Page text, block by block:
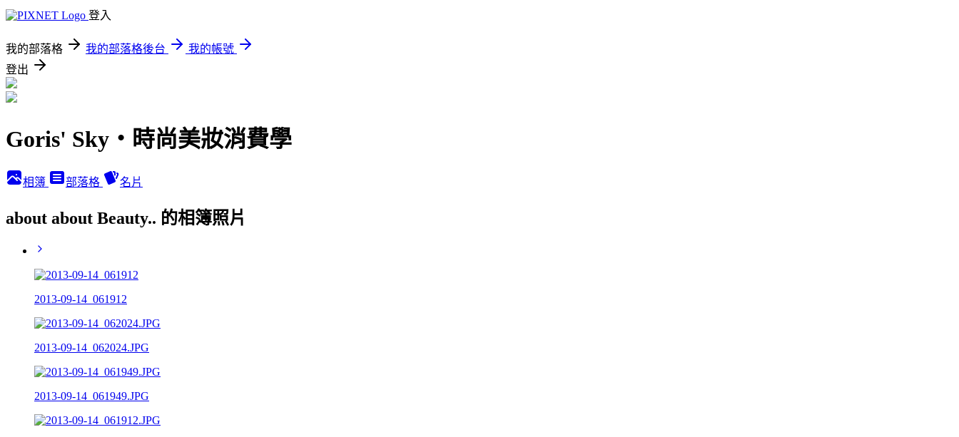
登入
我的部落格 我的部落格後台
我的帳號
登出
Goris' Sky‧時尚美妝消費學
相簿 部落格 名片
about about Beauty.. 的相簿照片
2013-09-14_061912
2013-09-14_062024.JPG
2013-09-14_061949.JPG